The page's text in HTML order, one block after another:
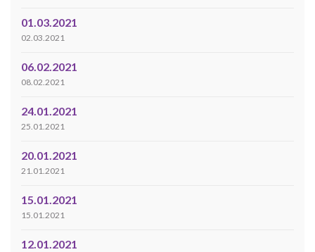
01.03.2021
02.03.2021
06.02.2021
08.02.2021
24.01.2021
25.01.2021
20.01.2021
21.01.2021
15.01.2021
15.01.2021
12.01.2021